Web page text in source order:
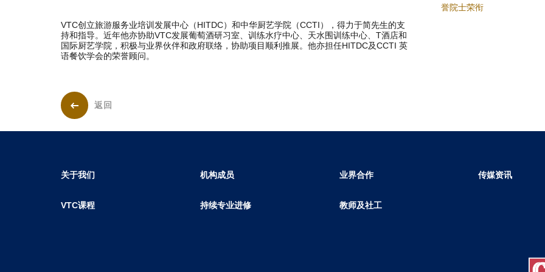
誉院士荣衔
VTC创立旅游服务业培训发展中心（HITDC）和中华厨艺学院（CCTI），得力于简先生的支
持和指导。近年他亦协助VTC发展葡萄酒研习室、训练水疗中心、天水围训练中心、T酒店和
国际厨艺学院，积极与业界伙伴和政府联络，协助项目顺利推展。他亦担任HITDC及CCTI 英
语餐饮学会的荣誉顾问。
返回
关于我们 机构成员 业界合作 传媒资讯
VTC课程 持续专业进修 教师及社工